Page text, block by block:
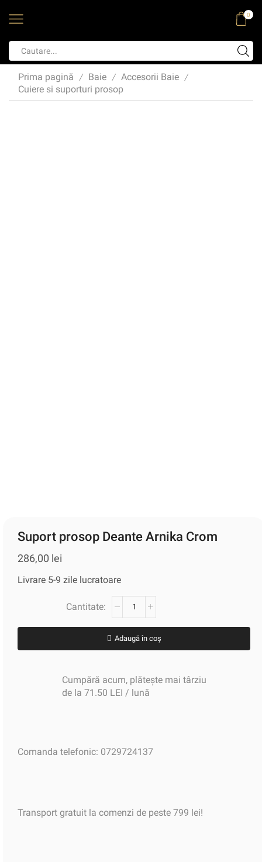
0
Prima pagină / Baie / Accesorii Baie /
Cuiere si suporturi prosop
Suport prosop Deante Arnika Crom
286,00 lei
Livrare 5-9 zile lucratoare
Adaugă în coș
Cumpără acum, plătește mai târziu
de la 71.50 LEI / lună
Comanda telefonic: 0729724137
Transport gratuit la comenzi de peste 799 lei!